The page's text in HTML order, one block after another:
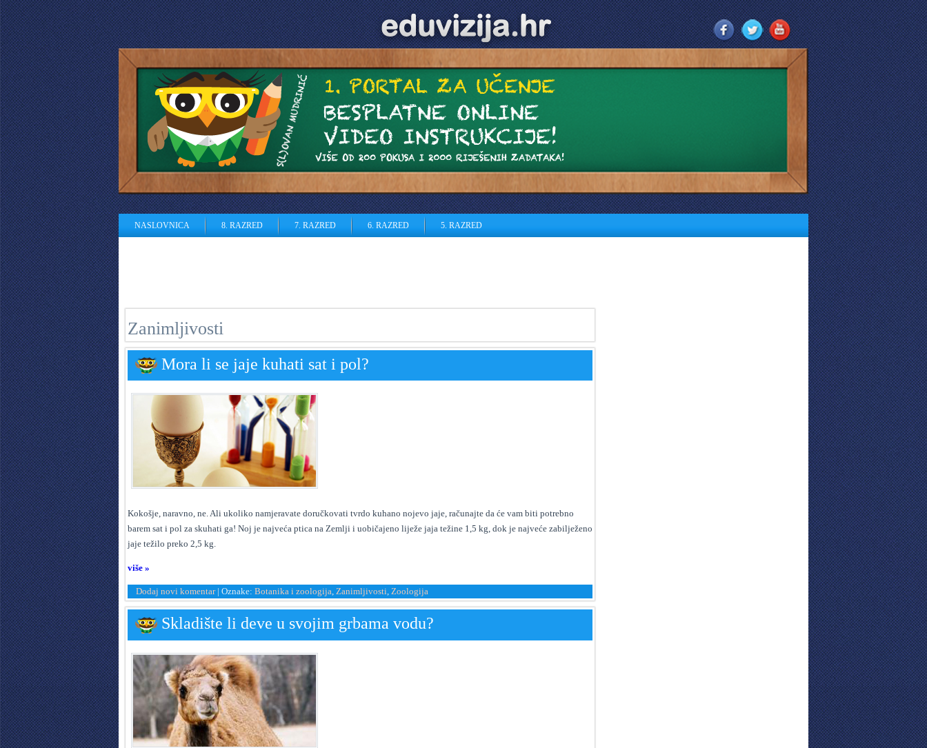
NASLOVNICA 8. RAZRED 7. RAZRED 6. RAZRED 5. RAZRED
Zanimljivosti
Mora li se jaje kuhati sat i pol?
Kokošje, naravno, ne. Ali ukoliko namjeravate doručkovati tvrdo kuhano nojevo jaje, računajte da će vam biti potrebno
barem sat i pol za skuhati ga! Noj je najveća ptica na Zemlji i uobičajeno liježe jaja težine 1,5 kg, dok je najveće zabilježeno
jaje težilo preko 2,5 kg.
više »
Dodaj novi komentar| Oznake: Botanika i zoologija, Zanimljivosti, Zoologija
Skladište li deve u svojim grbama vodu?